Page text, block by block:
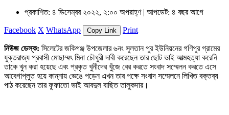
প্রকাশিত: ৪ ডিসেম্বর ২০২২, ২:০০ অপরাহ্ণ | আপডেট: ৪ বছর আগে
Facebook X WhatsApp Copy Link Print
নিউজ ডেস্ক: সিলেটের জকিগঞ্জ উপজেলার ৬নং সুলতান পুর ইউনিয়নের গণিপুর গ্রামের
যুক্তরাজ্য প্রবাসী মোছাম্মৎ মিনা চৌধুরী দাবী করেছেন তার ছোট ভাই আত্মহত্যা করেনি
তাকে খুন করা হয়েছে এবং প্রকৃত খুনীদের খুঁজে বের করতে সংবাদ সম্মেলন করতে এসে
আবেগাপ্লুত হয়ে কান্নায় ভেঙে পড়েন এখন তার পক্ষে সংবাদ সম্মেলনে লিখিত বক্তব্য
পাঠ করেছেন তার ফুফাতো ভাই আবদুল বাছিত তালুকদার।